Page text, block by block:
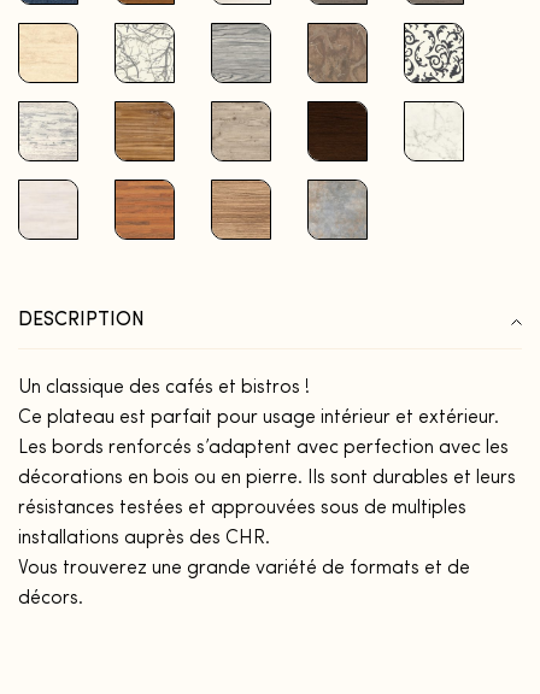
DESCRIPTION
Un classique des cafés et bistros !
Ce plateau est parfait pour usage intérieur et extérieur.
Les bords renforcés s’adaptent avec perfection avec les
décorations en bois ou en pierre. Ils sont durables et leurs
résistances testées et approuvées sous de multiples
installations auprès des CHR.
Vous trouverez une grande variété de formats et de
décors.